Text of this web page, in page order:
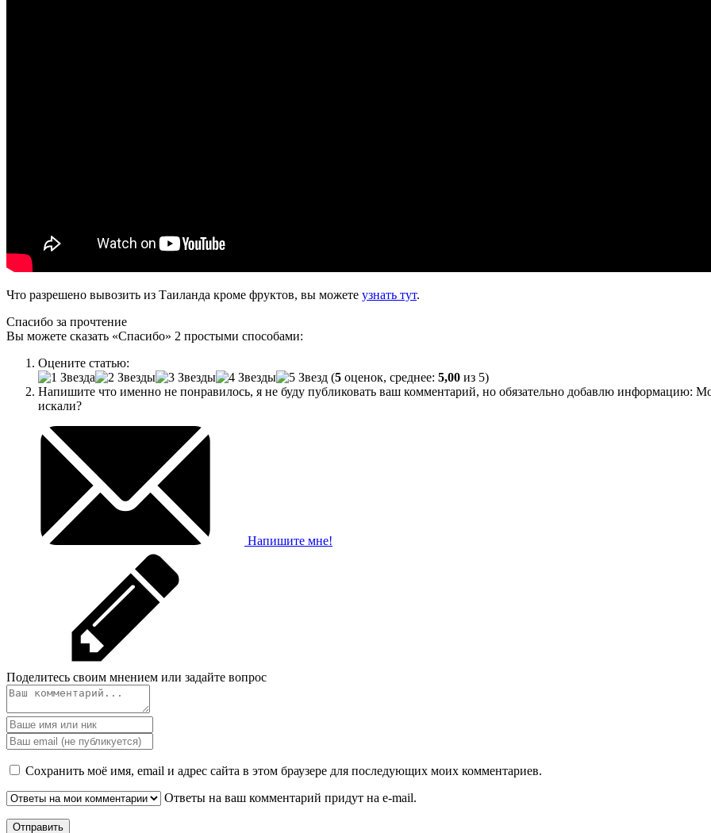
Что разрешено вывозить из Таиланда кроме фруктов, вы можете узнать тут.
Спасибо за прочтение
Вы можете сказать «Спасибо» 2 простыми способами:
Оцените статью:
(5 оценок, среднее: 5,00 из 5)
Напишите что именно не понравилось, я не буду публиковать ваш комментарий, но обязательно добавлю
искали?
Напишите мне!
Поделитесь своим мнением или задайте вопрос
Сохранить моё имя, email и адрес сайта в этом браузере для последующих моих комментариев.
Ответы на ваш комментарий придут на e-mail.